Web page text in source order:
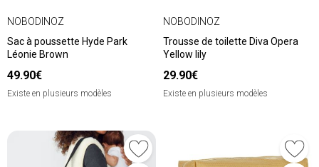
NOBODINOZ
Sac à poussette Hyde Park
Léonie Brown
49.90€
Existe en plusieurs modèles
NOBODINOZ
Trousse de toilette Diva Opera
Yellow lily
29.90€
Existe en plusieurs modèles